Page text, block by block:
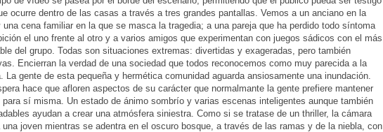
ocurre dentro de las casas a través a tres grandes pantallas. Vemos a un anciano en la
una cena familiar en la que se masca la tragedia; a una pareja que ha perdido todo síntoma
el uno frente al otro y a varios amigos que experimentan con juegos sádicos con el más
del grupo. Todas son situaciones extremas: divertidas y exageradas, pero también
Encierran la verdad de una sociedad que todos reconocemos como muy parecida a la
La gente de esta pequeña y hermética comunidad aguarda ansiosamente una inundación.
hace que afloren aspectos de su carácter que normalmante la gente prefiere mantener
para sí misma. Un estado de ánimo sombrío y varias escenas inteligentes aunque también
ayudan a crear una atmósfera siniestra. Como si se tratase de un thriller, la cámara
una joven mientras se adentra en el oscuro bosque, a través de las ramas y de la niebla, con